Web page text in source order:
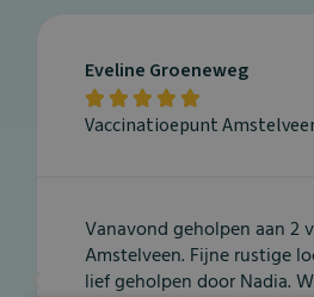
Eveline Groeneweg
    
Vaccinatioepunt
Vanavond geholpen aan 2
Amstelveen. Fijne rustige
lief geholpen door Nadia.